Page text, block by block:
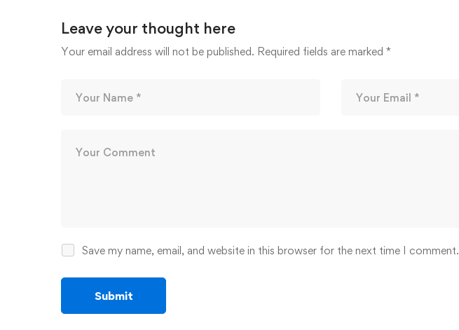
Leave your thought here
Your email address will not be published. Required fields are marked *
Save my name, email, and website in this browser for the next time I comment.